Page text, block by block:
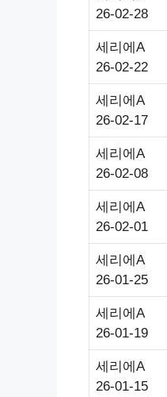
26-02-28
세리에A
26-02-22
세리에A
26-02-17
세리에A
26-02-08
세리에A
26-02-01
세리에A
26-01-25
세리에A
26-01-19
세리에A
26-01-15